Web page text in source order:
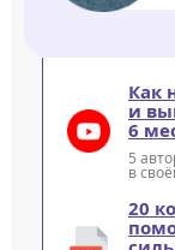
Как
и
6
5
в
20